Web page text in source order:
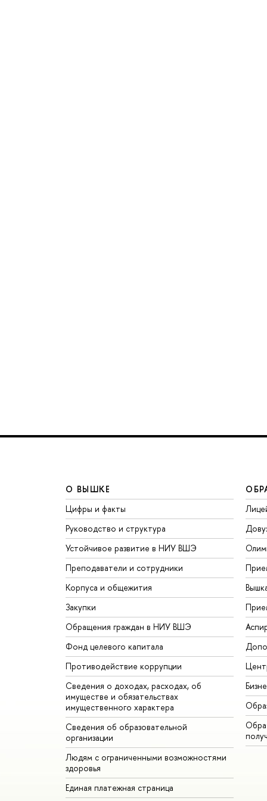
О ВЫШКЕ
Цифры и факты
Руководство и структура
Устойчивое развитие в НИУ ВШЭ
Преподаватели и сотрудники
Корпуса и общежития
Закупки
Обращения граждан в НИУ ВШЭ
Фонд целевого капитала
Противодействие коррупции
Сведения о доходах, расходах, об
имуществе и обязательствах
имущественного характера
Сведения об образовательной
организации
Людям с ограниченными возможностями
здоровья
Единая платежная страница